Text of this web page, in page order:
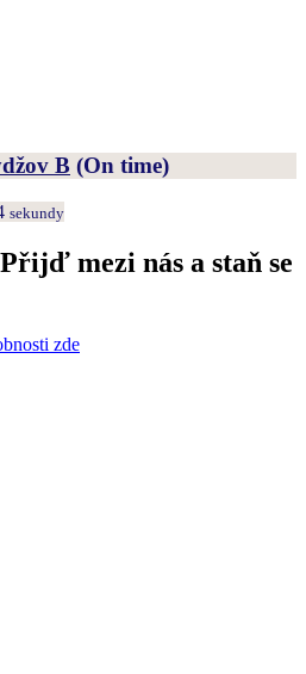
B (On time)
sekundy
mezi nás a staň se
zde